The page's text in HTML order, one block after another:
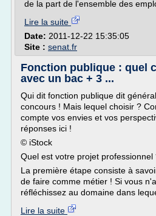
de la part de l'ensemble des
Lire la suite
Date: 2011-12-22 15:35:05
Site : senat.fr
Fonction publique : quel
avec un bac + 3 ...
Qui dit fonction publique dit
concours ! Mais lequel choisir ?
compte vos envies et vos
réponses ici !
© iStock
Quel est votre projet professionnel
La première étape consiste à
de faire comme métier ! Si vous
réfléchissez au domaine dans
Lire la suite